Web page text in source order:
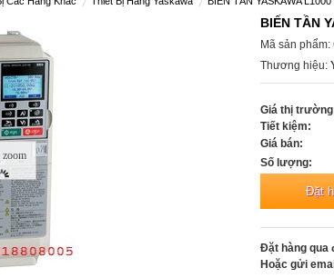
zoom
BIẾN TẦN
Mã sản phẩm:
Thương hiệu:
Giá thị
Tiết kiệm:
Giá bán:
Số lượng:
Đặt hàng qua
Hoặc gửi